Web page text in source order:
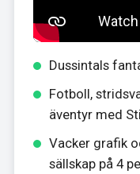
Dussintals
Fotboll,
äventyr med
Vacker grafik
sällskap på 4